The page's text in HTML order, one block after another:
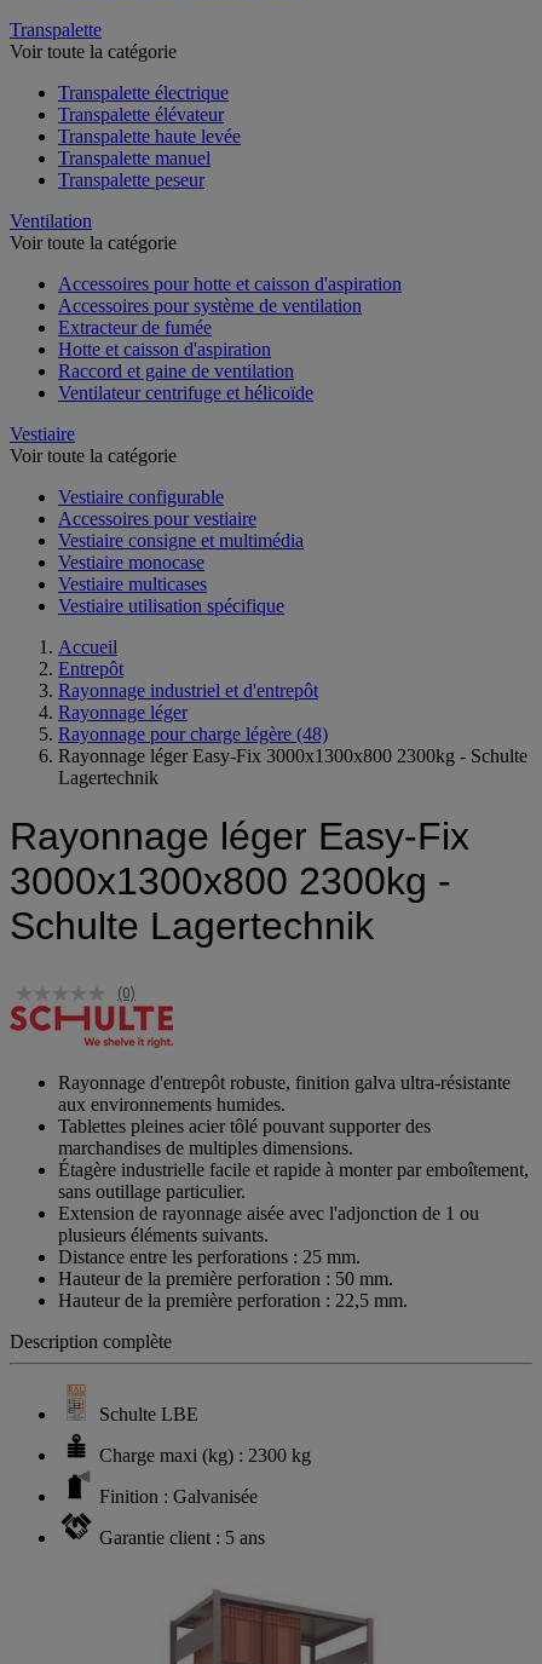
Transpalette
Voir toute la catégorie
Transpalette électrique
Transpalette élévateur
Transpalette haute levée
Transpalette manuel
Transpalette peseur
Ventilation
Voir toute la catégorie
Accessoires pour hotte et caisson d'aspiration
Accessoires pour système de ventilation
Extracteur de fumée
Hotte et caisson d'aspiration
Raccord et gaine de ventilation
Ventilateur centrifuge et hélicoïde
Vestiaire
Voir toute la catégorie
Vestiaire configurable
Accessoires pour vestiaire
Vestiaire consigne et multimédia
Vestiaire monocase
Vestiaire multicases
Vestiaire utilisation spécifique
Accueil
Entrepôt
Rayonnage industriel et d'entrepôt
Rayonnage léger
Rayonnage pour charge légère (48)
Rayonnage léger Easy-Fix 3000x1300x800 2300kg - Schulte
Lagertechnik
Rayonnage léger Easy-Fix
3000x1300x800 2300kg -
Schulte Lagertechnik
(0)
Rayonnage d'entrepôt robuste, finition galva ultra-résistante
aux environnements humides.
Tablettes pleines acier tôlé pouvant supporter des
marchandises de multiples dimensions.
Étagère industrielle facile et rapide à monter par emboîtement,
sans outillage particulier.
Extension de rayonnage aisée avec l'adjonction de 1 ou
plusieurs éléments suivants.
Distance entre les perforations : 25 mm.
Hauteur de la première perforation : 50 mm.
Hauteur de la première perforation : 22,5 mm.
Description complète
Schulte LBE
Charge maxi (kg) : 2300 kg
Finition : Galvanisée
Garantie client : 5 ans